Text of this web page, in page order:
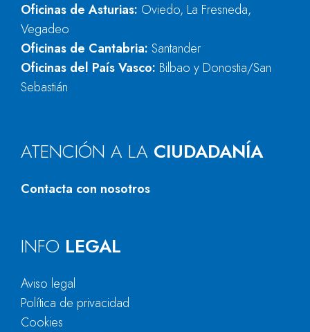
Oficinas de Asturias: Oviedo, La Fresneda,
Vegadeo
Oficinas de Cantabria: Santander
Oficinas del País Vasco: Bilbao y Donostia/San
Sebastián
ATENCIÓN A LA CIUDADANÍA
Contacta con nosotros
INFO LEGAL
Aviso legal
Política de privacidad
Cookies